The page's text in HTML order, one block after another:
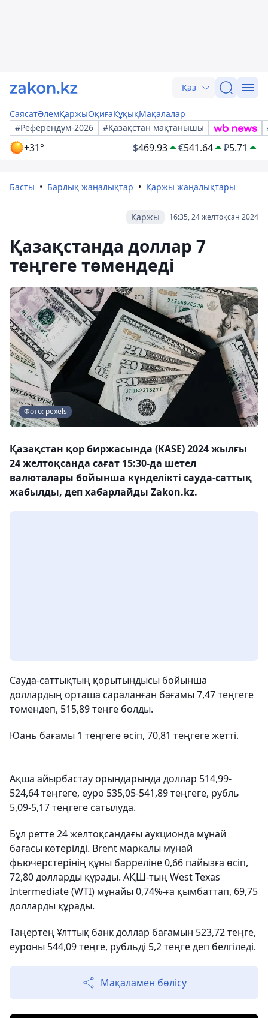
Қаз
СаясатӘлемҚаржыОқиғаҚұқықМақалалар
#Референдум-2026
#Қазақстан мақтанышы
+31° $469.93 €541.64 ₽5.71
Басты Барлық жаңалықтар Қаржы жаңалықтары
16:35, 24 желтоқсан 2024
Қаржы
Қазақстанда доллар 7
теңгеге төмендеді
Фото: pexels
Қазақстан қор биржасында (KASE) 2024 жылғы
24 желтоқсанда сағат 15:30-да шетел
валюталары бойынша күнделікті сауда-саттық
жабылды, деп хабарлайды Zakon.kz.
Сауда-саттықтың қорытындысы бойынша
доллардың орташа сараланған бағамы 7,47 теңгеге
төмендеп, 515,89 теңге болды.
Юань бағамы 1 теңгеге өсіп, 70,81 теңгеге жетті.
Ақша айырбастау орындарында доллар 514,99-
524,64 теңгеге, еуро 535,05-541,89 теңгеге, рубль
5,09-5,17 теңгеге сатылуда.
Бұл ретте 24 желтоқсандағы аукционда мұнай
бағасы көтерілді. Brent маркалы мұнай
фьючерстерінің құны барреліне 0,66 пайызға өсіп,
72,80 долларды құрады. АҚШ-тың West Texas
Intermediate (WTI) мұнайы 0,74%-ға қымбаттап, 69,75
долларды құрады.
Таңертең Ұлттық банк доллар бағамын 523,72 теңге,
еуроны 544,09 теңге, рубльді 5,2 теңге деп белгіледі.
Мақаламен бөлісу